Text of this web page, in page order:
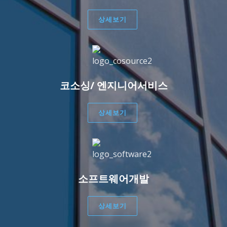
상세보기
코소싱/ 엔지니어서비스
상세보기
소프트웨어개발
상세보기